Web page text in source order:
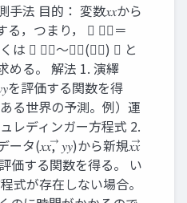
手法 目的： 変数𝑥𝑥から
る，つまり， ⃗ 𝑦𝑦＝
は ⃗ 𝑦𝑦～𝑓𝑓(𝑥𝑥) ⃗ と
める。 解法 1. 演繹
を評価する関数を得
る世界の予測。例）運
レディンガー方程式 2.
ータ(𝑥𝑥, ⃗ 𝑦𝑦)から新規𝑥𝑥⃗
価する関数を得る。 い
式が存在しない場合。